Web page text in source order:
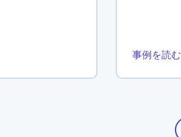
事例を読む